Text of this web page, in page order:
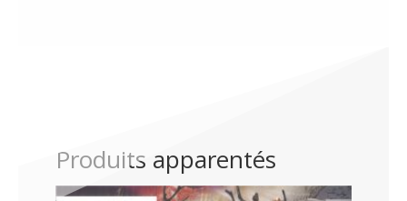
Produits apparentés